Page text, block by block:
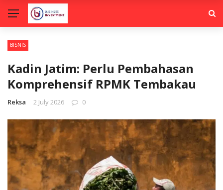
BISNIS
Kadin Jatim: Perlu Pembahasan
Komprehensif RPMK Tembakau
Reksa 2 July 2026 0